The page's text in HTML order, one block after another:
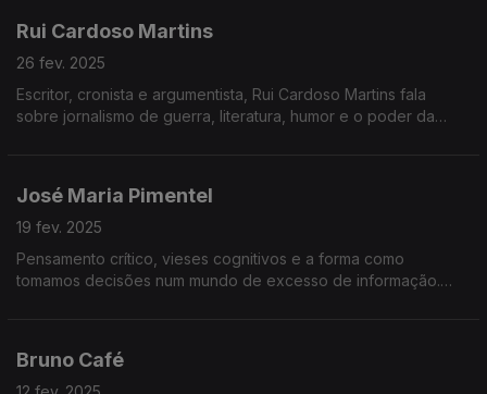
Rui Cardoso Martins
26 fev. 2025
Escritor, cronista e argumentista, Rui Cardoso Martins fala
sobre jornalismo de guerra, literatura, humor e o poder da
José Maria Pimentel
19 fev. 2025
Pensamento crítico, vieses cognitivos e a forma como
tomamos decisões num mundo de excesso de informação.
Bruno Café